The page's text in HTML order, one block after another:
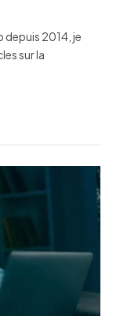
depuis 2014, je
sur la